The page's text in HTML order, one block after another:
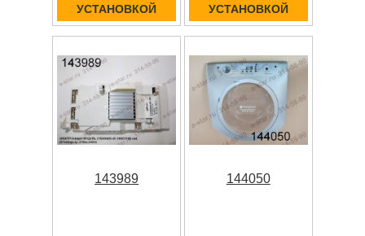
УСТАНОВКОЙ
УСТАНОВКОЙ
143989 144050